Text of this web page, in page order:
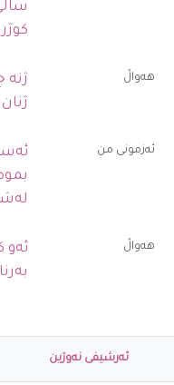
ھەواڵ
ژنە
ئەزمونی من
ھەواڵ
ئەو
ئەرشیفی نەوژین